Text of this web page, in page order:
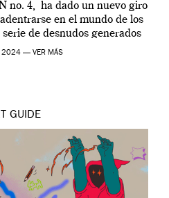
no. 4, ha dado un nuevo giro
en el mundo de los
de desnudos generados
[…]
2024 — VER MÁS
GUIDE